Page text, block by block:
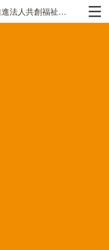
社会福祉連携推進法人共創福祉ひだについて詳しく